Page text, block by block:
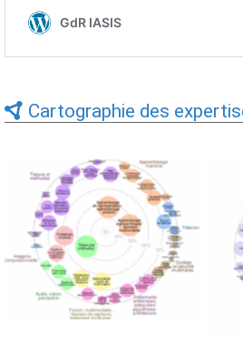
Cartographie des
Expertises du GdR -
cartographie par Axes -
19/09/2025